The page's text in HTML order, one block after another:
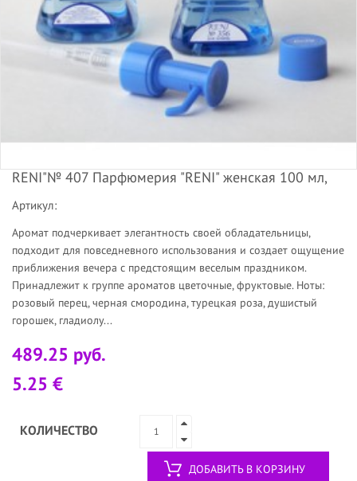
RENI"№ 407 Парфюмерия "RENI" женская 100 мл,
Артикул:
Аромат подчеркивает элегантность своей обладательницы,
подходит для повседневного использования и создает ощущение
приближения вечера с предстоящим веселым праздником.
Принадлежит к группе ароматов цветочные, фруктовые. Ноты:
розовый перец, черная смородина, турецкая роза, душистый
горошек, гладиолу...
489.25 руб.
5.25 €
КОЛИЧЕСТВО
ДОБАВИТЬ В КОРЗИНУ